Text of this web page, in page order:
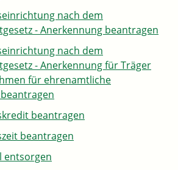
nach dem
- Anerkennung beantragen
nach dem
- Anerkennung für Träger
für ehrenamtliche
beantragen
beantragen
entsorgen